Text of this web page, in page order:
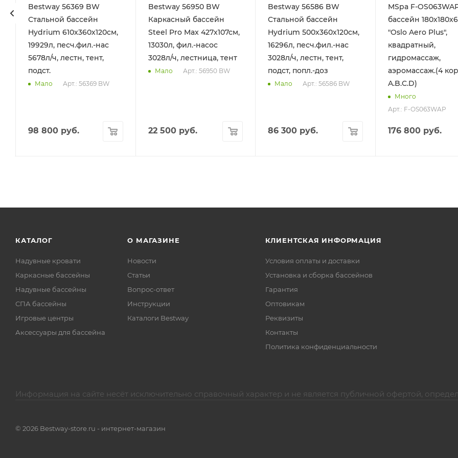
Bestway 56369 BW
Стальной бассейн
Hydrium 610х360х120см,
19929л, песч.фил.-нас
5678л/ч, лестн, тент,
подст.
Мало Арт.: 56369 BW
98 800руб.
Bestway 56950 BW
Каркасный бассейн
Steel Pro Max 427х107см,
13030л, фил.-насос
3028л/ч, лестница, тент
Мало Арт.: 56950 BW
22 500руб.
Bestway 56586 BW
Стальной бассейн
Hydrium 500х360х120см,
16296л, песч.фил.-нас
3028л/ч, лестн, тент,
подст, попл.-доз
Мало Арт.: 56586 BW
86 300 руб.
MSpa F-
бассейн
"Oslo Aero Plus",
квадратный,
гидромассаж,
аэромассаж.(4
A.B.C.D)
Много
Арт.: F-OS063WAP
176 800 руб.
КАТАЛОГ
Надувные кровати
Каркасные бассейны
Надувные бассейны
СПА бассейны
Игровые центры
Аксессуары для бассейна
О МАГАЗИНЕ
Новости
Статьи
Вопрос-ответ
Инструкции
Каталоги Bestway
КЛИЕНТСКАЯ ИНФОРМАЦИЯ
Условия оплаты и доставки
Установка и сборка бассейнов
Гарантия
Оптовикам
Реквизиты
Контакты
Политика конфиденциальности
Информация на сайте несёт исключительно справочный характер и не является публичной офертой,
© 2026 Bestway-store.ru - интернет-магазин